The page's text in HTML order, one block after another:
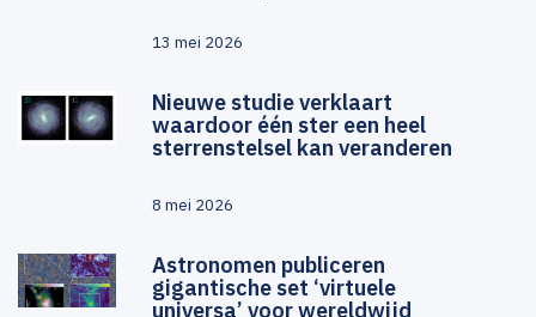
13 mei 2026
Nieuwe studie verklaart
waardoor één ster een heel
sterrenstelsel kan veranderen
8 mei 2026
Astronomen publiceren
gigantische set ‘virtuele
universa’ voor wereldwijd